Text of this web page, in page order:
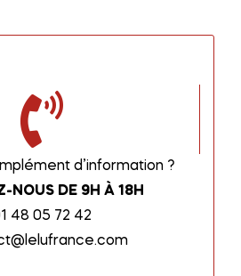
d’information ?
NOUS DE 9H À 18H
48 05 72 42